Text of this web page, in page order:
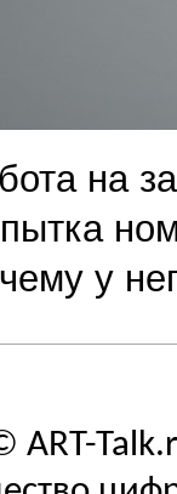
на
у
ART-